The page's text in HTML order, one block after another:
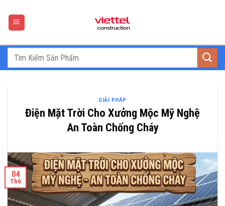
content
GIẢI PHÁP
Điện Mặt Trời Cho Xưởng Mộc Mỹ Nghệ
An Toàn Chống Cháy
04
Th6